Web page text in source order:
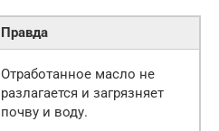
Правда
Отработанное масло не
разлагается и загрязняет
почву и воду.